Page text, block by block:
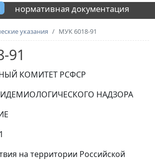
нормативная документация
указания МУК 6018-91
91
КОМИТЕТ РСФСР
НАДЗОРА
на территории Российской